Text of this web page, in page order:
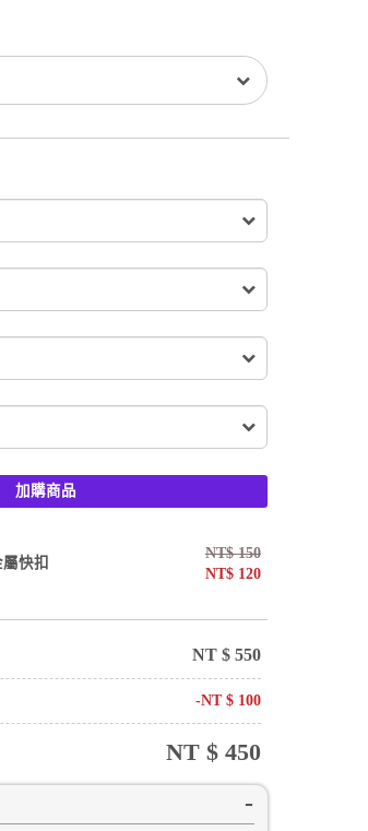
加購商品
快扣
NT$150
NT$ 120
NT $ 550
-NT $ 100
NT $ 450